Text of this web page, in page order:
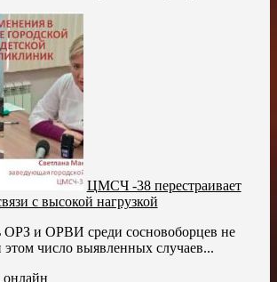
ЦМСЧ -38 перестраивает
с высокой нагрузкой
ОРЗ и ОРВИ среди сосновоборцев не
число выявленных случаев...